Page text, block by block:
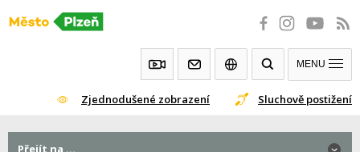
Přeskočit
Zjednodušené zobrazení Sluchově postižení
MENU
Přejít na ...